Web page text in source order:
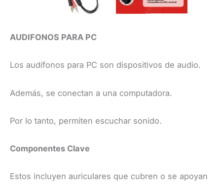
AUDIFONOS PARA PC
Los audífonos para PC son dispositivos de audio.
Además, se conectan a una computadora.
Por lo tanto, permiten escuchar sonido.
Componentes Clave
Estos incluyen auriculares que cubren o se apoyan